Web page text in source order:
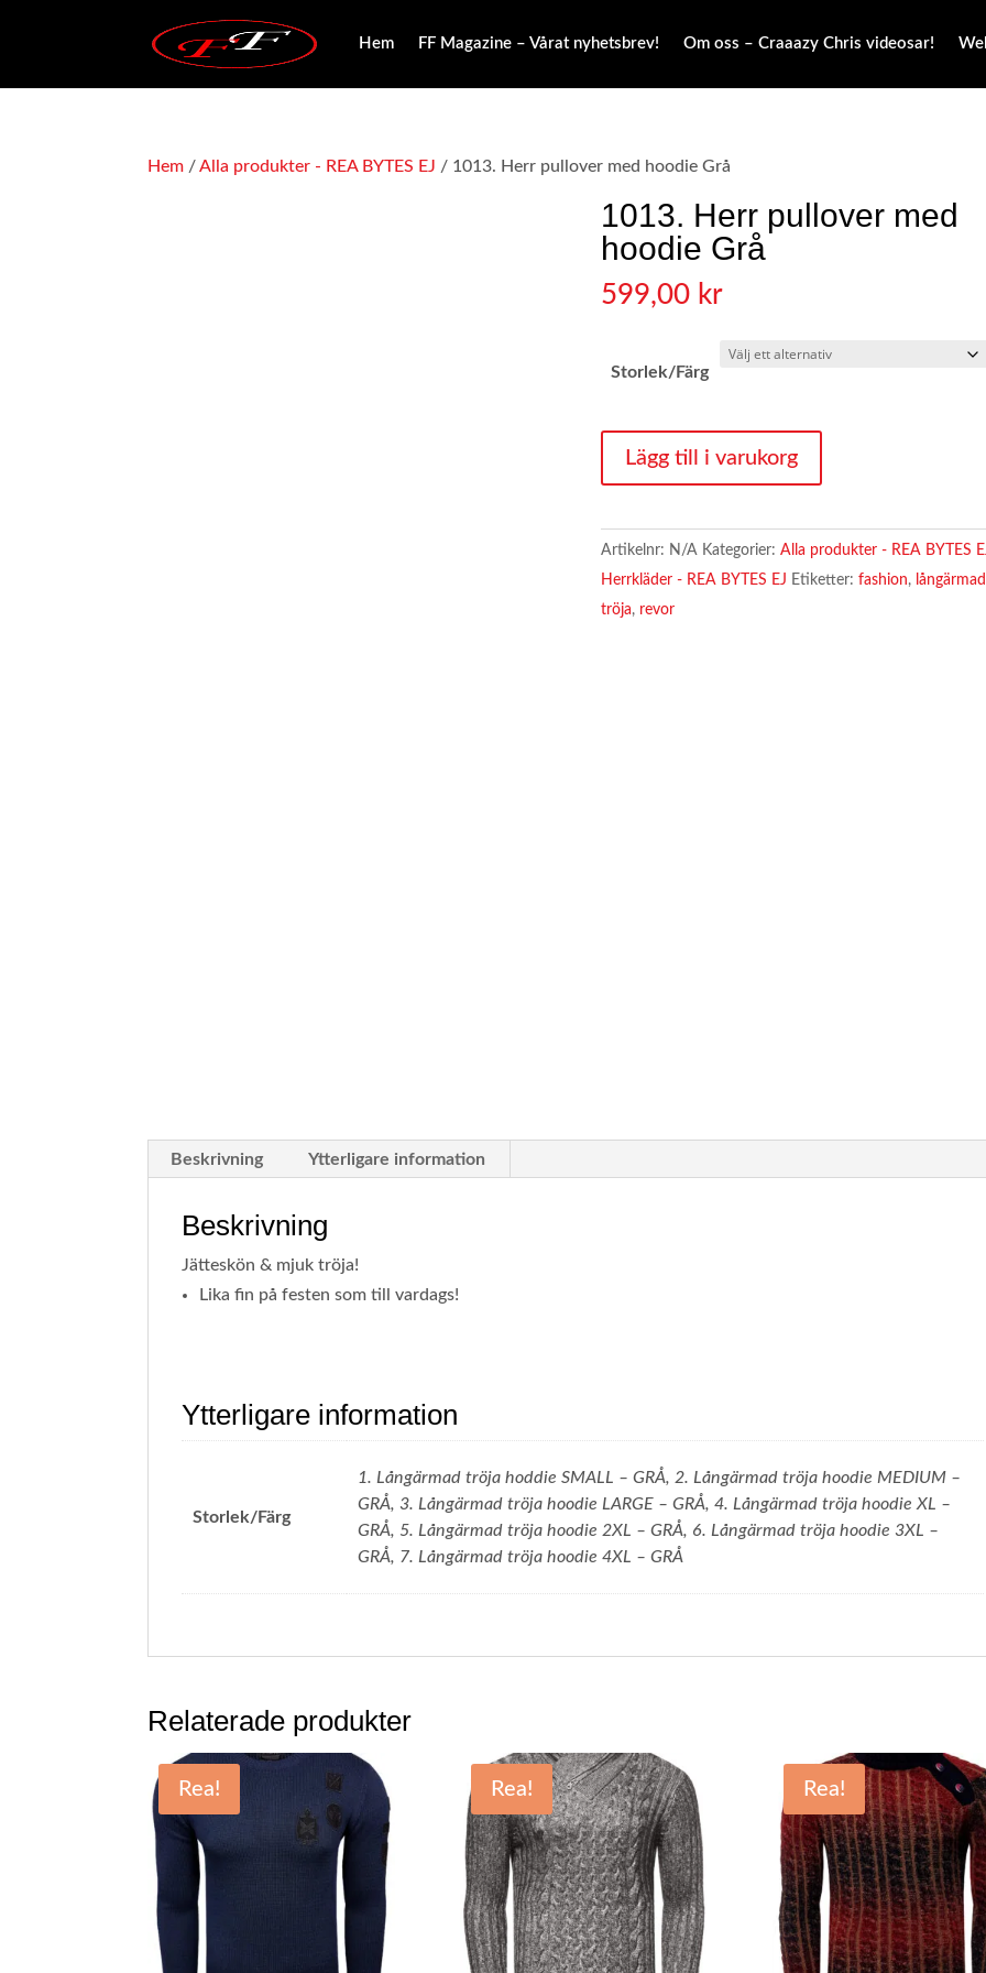
Hem FF Magazine – Vårat nyhetsbrev! Om oss – Craaazy Chris videosar!
Hem /Alla produkter - REA BYTES EJ / 1013. Herr pullover med hoodie Grå
1013. Herr pullover med
hoodie Grå
599,00 kr
Storlek/Färg
med
mängd
Lägg till i varukorg
Artikelnr: N/A Kategorier:Alla produkter - REA BYTES
Herrkläder - REA BYTES EJ Etiketter:fashion, långärmad
tröja, revor
Beskrivning Ytterligare information
Beskrivning
Jätteskön & mjuk tröja!
Lika fin på festen som till vardags!
Ytterligare information
Storlek/Färg
1. Långärmad tröja hoddie SMALL – GRÅ, 2. Långärmad tröja hoodie MEDIUM –
GRÅ, 3. Långärmad tröja hoodie LARGE – GRÅ, 4. Långärmad tröja hoodie XL –
GRÅ, 5. Långärmad tröja hoodie 2XL – GRÅ, 6. Långärmad tröja hoodie 3XL –
GRÅ, 7. Långärmad tröja hoodie 4XL – GRÅ
Relaterade produkter
Rea! Rea! Rea!